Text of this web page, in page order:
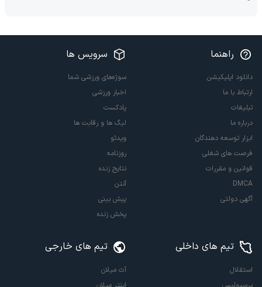
راهنما
دانلود اپلیکیشن
ارتباط با ما
تبلیغات
درباره ما
ابزار توسعه دهندگان
فرصت های شغلی
قوانین و مقررات
DMCA
آگهی دولتی
سرویس ها
سوژه‌های ورزشی شما
اخبار ورزشی
پادکست
لیگ ها و رقابت ها
ویدئو
روزنامه
نتایج زنده
آنتن
پیش بینی
پخش زنده
تیم های داخلی
استقلال
تیم های خارجی
آث میلان